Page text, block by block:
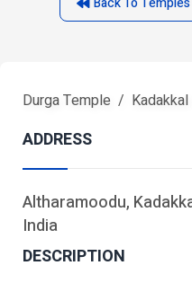
Durga Temple
ADDRESS
Altharamoodu,
India
DESCRIPTION